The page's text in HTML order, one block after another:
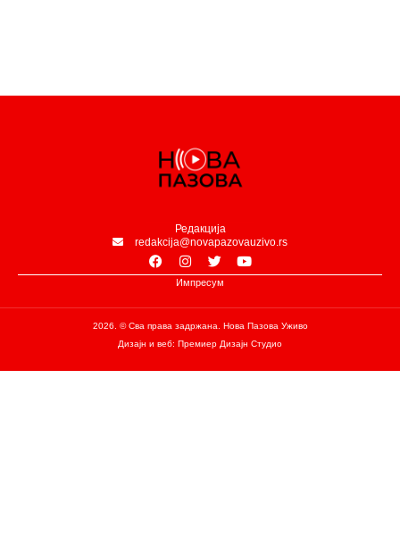
Редакција
redakcija@novapazovauzivo.rs
Импресум
2026. © Сва права задржана. Нова Пазова Уживо
Дизајн и веб: Премиер Дизајн Студио